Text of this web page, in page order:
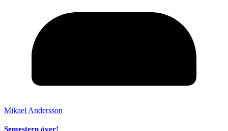
Mikael Andersson
Semestern över!